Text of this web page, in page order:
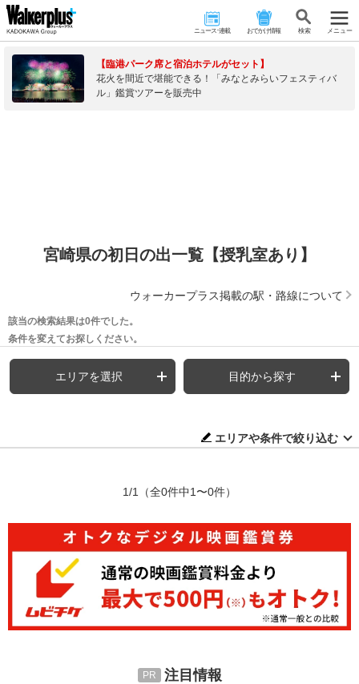
ニュース･連載 おでかけ情報 検 索 メニュー
【臨港パーク席と宿泊ホテルがセット】
花火を間近で堪能できる！「みなとみらいフェスティバ
ル」鑑賞ツアーを販売中
宮崎県の初日の出一覧【授乳室あり】
ウォーカープラス掲載の駅・路線について
該当の検索結果は0件でした。
条件を変えてお探しください。
エリアを選択 目的から探す
エリアや条件で絞り込む
1/1 （全0件中1〜0件）
注目情報